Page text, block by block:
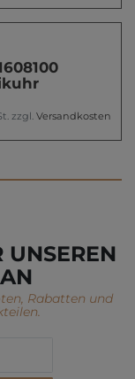
zzgl. Versandkosten
UNSEREN
Rabatten und